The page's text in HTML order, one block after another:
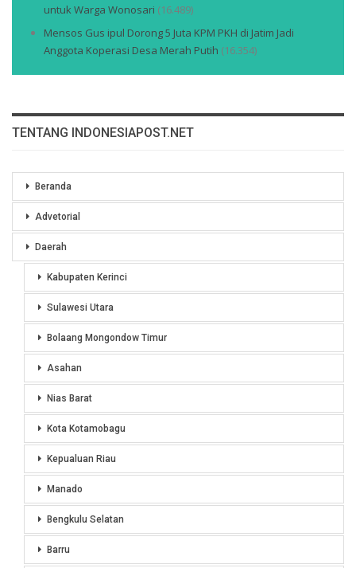
untuk Warga Wonosari (16.489)
Mensos Gus ipul Dorong 5 Juta KPM PKH di Jatim Jadi
Anggota Koperasi Desa Merah Putih (16.354)
TENTANG INDONESIAPOST.NET
Beranda
Advetorial
Daerah
Kabupaten Kerinci
Sulawesi Utara
Bolaang Mongondow Timur
Asahan
Nias Barat
Kota Kotamobagu
Kepualuan Riau
Manado
Bengkulu Selatan
Barru